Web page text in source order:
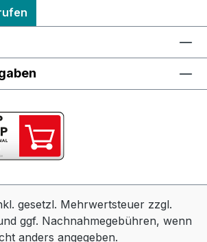
gesetzl. Mehrwertsteuer zzgl.
ggf. Nachnahmegebühren, wenn
anders angegeben.